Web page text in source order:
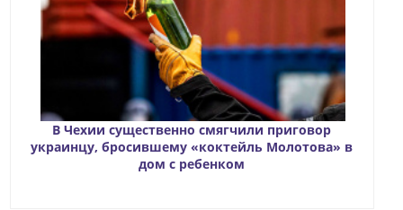
В Чехии существенно смягчили приговор
украинцу, бросившему «коктейль Молотова» в
дом с ребенком